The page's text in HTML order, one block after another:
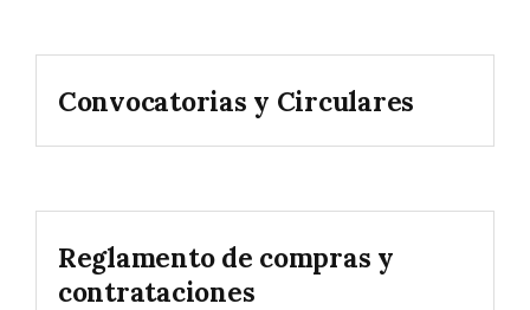
Convocatorias y Circulares
Reglamento de compras y
contrataciones